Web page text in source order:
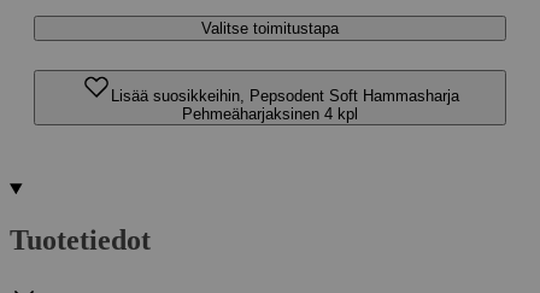
Valitse toimitustapa
Lisää suosikkeihin, Pepsodent Soft Hammasharja
Pehmeäharjaksinen 4 kpl
Tuotetiedot